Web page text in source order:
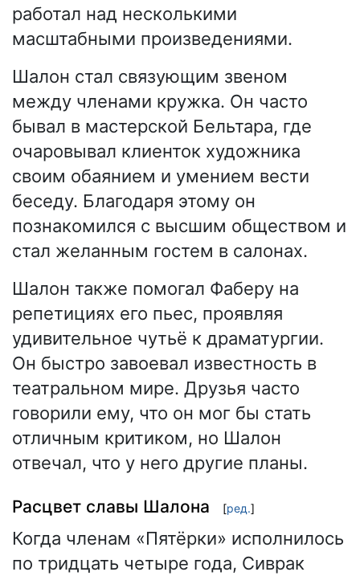
работал над несколькими
масштабными произведениями.
Шалон стал связующим звеном
между членами кружка. Он часто
бывал в мастерской Бельтара, где
очаровывал клиенток художника
своим обаянием и умением вести
беседу. Благодаря этому он
познакомился с высшим обществом и
стал желанным гостем в салонах.
Шалон также помогал Фаберу на
репетициях его пьес, проявляя
удивительное чутьё к драматургии.
Он быстро завоевал известность в
театральном мире. Друзья часто
говорили ему, что он мог бы стать
отличным критиком, но Шалон
отвечал, что у него другие планы.
Расцвет славы Шалона [ред.]
Когда членам «Пятёрки» исполнилось
по тридцать четыре года, Сиврак